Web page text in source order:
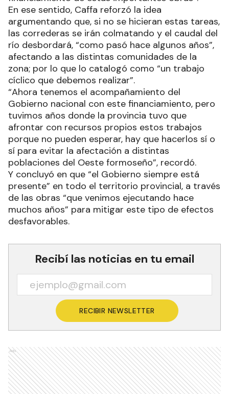
En ese sentido, Caffa reforzó la idea
argumentando que, si no se hicieran estas tareas,
las correderas se irán colmatando y el caudal del
río desbordará, “como pasó hace algunos años”,
afectando a las distintas comunidades de la
zona; por lo que lo catalogó como “un trabajo
cíclico que debemos realizar”.
“Ahora tenemos el acompañamiento del
Gobierno nacional con este financiamiento, pero
tuvimos años donde la provincia tuvo que
afrontar con recursos propios estos trabajos
porque no pueden esperar, hay que hacerlos sí o
sí para evitar la afectación a distintas
poblaciones del Oeste formoseño”, recordó.
Y concluyó en que “el Gobierno siempre está
presente” en todo el territorio provincial, a través
de las obras “que venimos ejecutando hace
muchos años” para mitigar este tipo de efectos
desfavorables.
Recibí las noticias en tu email
RECIBIR NEWSLETTER
Ads